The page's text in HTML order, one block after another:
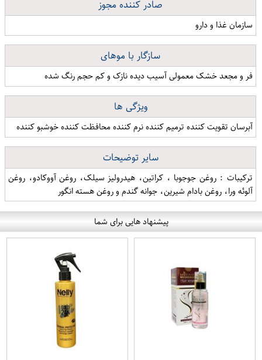
صادر کننده مجوز
سازمان غذا و دارو
سازگار با موهای
فر و مجعد خشک معمولی آسیب دیده نازک و کم حجم رنگ شده
ویژگی ها
آبرسان تقویت کننده ترمیم کننده نرم کننده محافظت کننده خوشبو کننده
سایر توضیحات
ترکیبات : روغن جوجوبا ، کراتین، هیدرولیز سیلک، روغن آووکادو، روغن
آلوئه ورا، روغن بادام شیرین، جوانه گندم و روغن هسته انگور
پیشنهاد هایی برای شما